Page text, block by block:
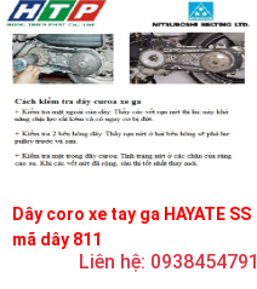
Dây coro xe tay ga HAYATE SS
mã dây 811
Liên hệ: 0938454791